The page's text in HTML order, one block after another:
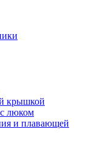
крышкой
люком
и плавающей